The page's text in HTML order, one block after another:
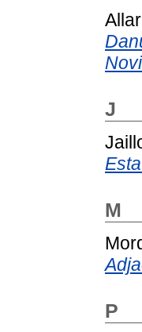
J
M
P